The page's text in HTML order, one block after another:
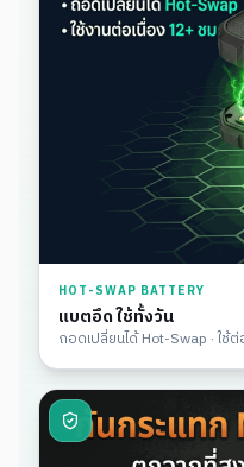
HOT-SWAP BATTERY
แบตอึด ใช้ทั้งวัน
ถอดเปลี่ยนได้ Hot-Swap · ใช้